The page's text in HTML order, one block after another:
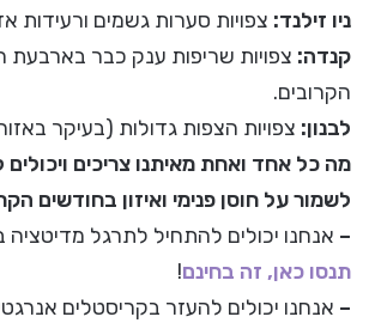
ניו זילנד: צפויות סערות גשמים ורעידות
קנדה: צפויות שריפות ענק כבר בארבעת
הקרובים.
לבנון: צפויות הצפות גדולות (בעיקר
מה כל אחד ואחת מאיתנו צריכים
לשמור על חוסן פנימי ואיזון בחודשים
– אנחנו יכולים להתחיל לתרגל מדיטציה
תנסו כאן, זה בחינם!
– אנחנו יכולים להעזר בקריסטלים